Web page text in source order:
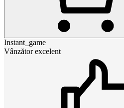
Instant_game
Vânzător excelent